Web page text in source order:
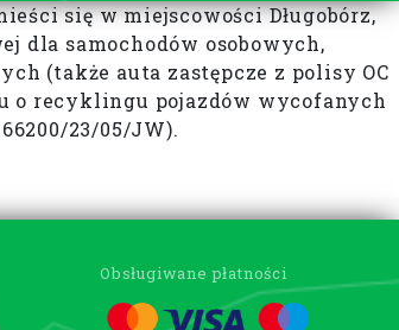
się w miejscowości Długobórz,
dla samochodów osobowych,
(także auta zastępcze z polisy OC
o recyklingu pojazdów wycofanych
23/05/JW).
Obsługiwane płatności